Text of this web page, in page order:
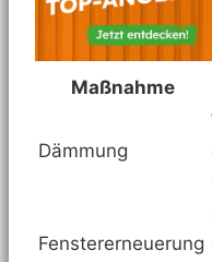
Maßnahme
Dämmung
Fenstererneuerung